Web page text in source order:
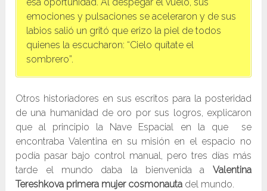
emociones y pulsaciones se aceleraron y de sus
labios salió un gritó que erizo la piel de todos
quienes la escucharon: “Cielo quítate el
sombrero”.
Otros historiadores en sus escritos para la posteridad
de una humanidad de oro por sus logros, explicaron
que al principio la Nave Espacial en la que se
encontraba Valentina en su misión en el espacio no
podía pasar bajo control manual, pero tres días más
tarde el mundo daba la bienvenida a Valentina
Tereshkova primera mujer cosmonauta del mundo.